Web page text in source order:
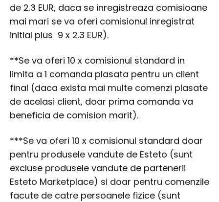
de 2.3 EUR, daca se inregistreaza comisioane
mai mari se va oferi comisionul inregistrat
initial plus 9 x 2.3 EUR).
**Se va oferi 10 x comisionul standard in
limita a 1 comanda plasata pentru un client
final (daca exista mai multe comenzi plasate
de acelasi client, doar prima comanda va
beneficia de comision marit).
***Se va oferi 10 x comisionul standard doar
pentru produsele vandute de Esteto (sunt
excluse produsele vandute de partenerii
Esteto Marketplace) si doar pentru comenzile
facute de catre persoanele fizice (sunt